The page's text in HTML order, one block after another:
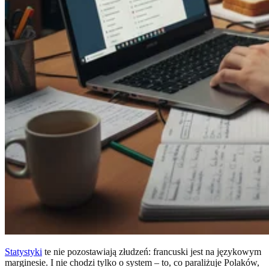
Statystyki te nie pozostawiają złudzeń: francuski jest na językowym
marginesie. I nie chodzi tylko o system – to, co paraliżuje Polaków,